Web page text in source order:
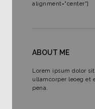
alignment="center"]
ABOUT ME
Lorem ipsum dolor
ullamcorper leoeg et
pena.